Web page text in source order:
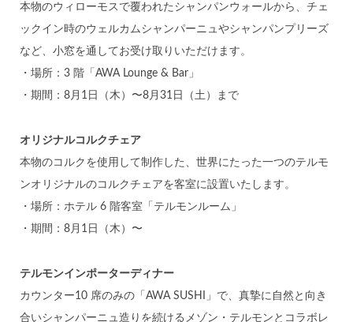
本物のウィローモスで覆われたシャンパンウォールから、チェ
ックイン時のウェルカムシャンパーニュやシャンパンプリーズ
など、小窓を通してお受け取りいただけます。
・場所：3 階「AWA Lounge & Bar」
・期間：8月1日（木）〜8月31日（土）まで
オリジナルコルクチェア
本物のコルクを使用して制作した、世界にたった一つのテルモ
ンオリジナルのコルクチェアを客室に設置いたします。
・場所：ホテル 6 階客室「テルモンルーム」
・期間：8月1日（木）〜
テルモンインポーターディナー
カウンター10 席のみの「AWA SUSHI」で、真摯に自然と向き
合いシャンパーニュ造りを続けるメゾン・テルモンとコラボレ